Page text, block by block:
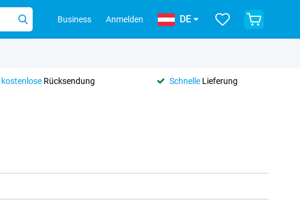
Business Anmelden DE
kostenloseRücksendung SchnelleLieferung